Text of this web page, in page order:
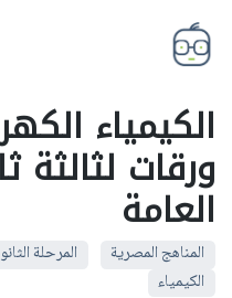
الكيمياء
ورقات لثالثة
العامة
المناهج المصرية المرحلة
الكيمياء